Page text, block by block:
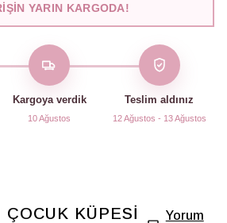
YARIN KARGODA!
Kargoya verdik
10 Ağustos
Teslim aldınız
12 Ağustos - 13 Ağustos
KÜPESİ
Yorum